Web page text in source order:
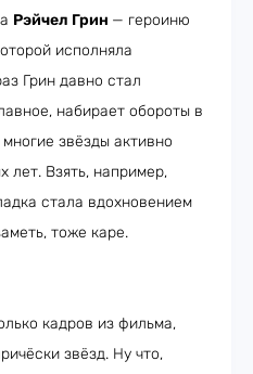
Рэйчел Грин — героиню
исполняла
Грин давно стал
набирает обороты в
звёзды активно
лет. Взять, например,
стала вдохновением
тоже каре.
кадров из фильма,
звёзд. Ну что,